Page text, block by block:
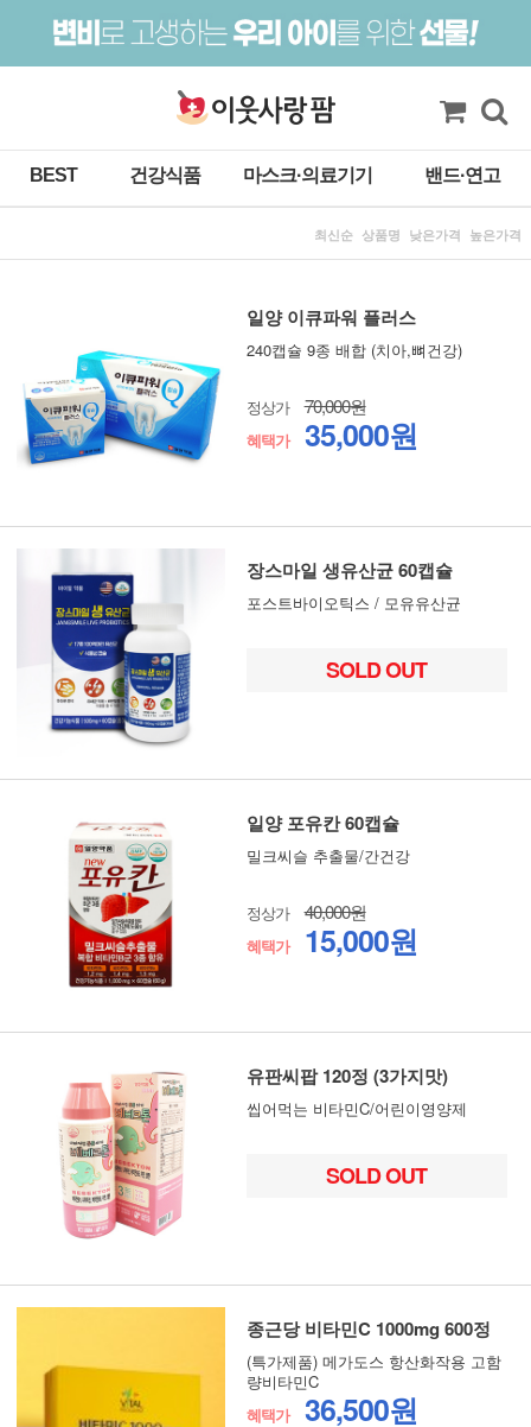
BEST 건강식품 마스크·의료기기 밴드·연고
최신순 상품명 낮은가격 높은가격
일양 이큐파워 플러스
240캡슐 9종 배합 (치아,뼈건강)
정상가 70,000원
혜택가 35,000원
장스마일 생유산균 60캡슐
포스트바이오틱스 / 모유유산균
SOLD OUT
일양 포유칸 60캡슐
밀크씨슬 추출물/간건강
정상가 40,000원
혜택가 15,000원
유판씨팝 120정 (3가지맛)
씹어먹는 비타민C/어린이영양제
SOLD OUT
종근당 비타민C 1000mg 600정
(특가제품) 메가도스 항산화작용 고함
량비타민C
혜택가
36,500원